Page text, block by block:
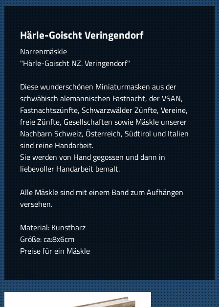
Härle-Goischt Veringendorf
Narrenmäskle
"Härle-Goischt NZ. Veringendorf"
Diese wunderschönen Miniaturmasken aus der
schwäbisch alemannischen Fastnacht, der VSAN,
Fastnachtszünfte, Schwarzwälder Zünfte, Vereine,
freie Zünfte, Gesellschaften sowie Mäskle unserer
Nachbarn Schweiz, Österreich, Südtirol und Italien
sind reine Handarbeit.
Sie werden von Hand gegossen und dann in
liebevoller Handarbeit bemalt.
Alle Mäskle sind mit einem Band zum Aufhängen
versehen.
Material: Kunstharz
Größe: ca:8x6cm
Preise für ein Mäskle